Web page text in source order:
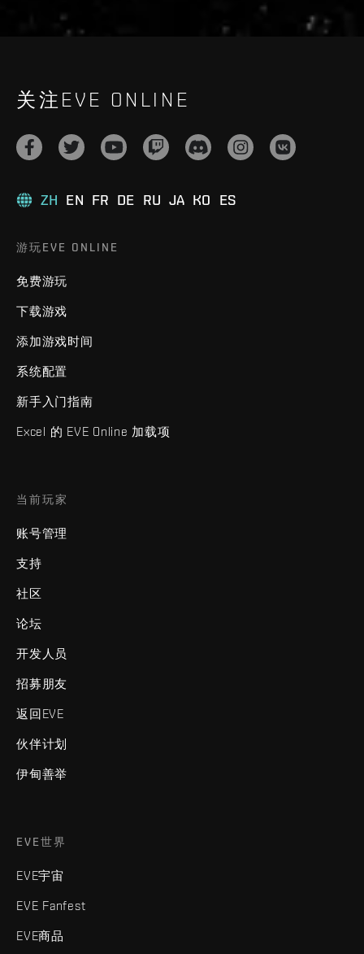
关注EVE ONLINE
ZH EN FR DE RU JA KO ES
游玩EVE ONLINE
免费游玩
下载游戏
添加游戏时间
系统配置
新手入门指南
Excel 的 EVE Online 加载项
当前玩家
账号管理
支持
社区
论坛
开发人员
招募朋友
返回EVE
伙伴计划
伊甸善举
EVE世界
EVE宇宙
EVE Fanfest
EVE商品